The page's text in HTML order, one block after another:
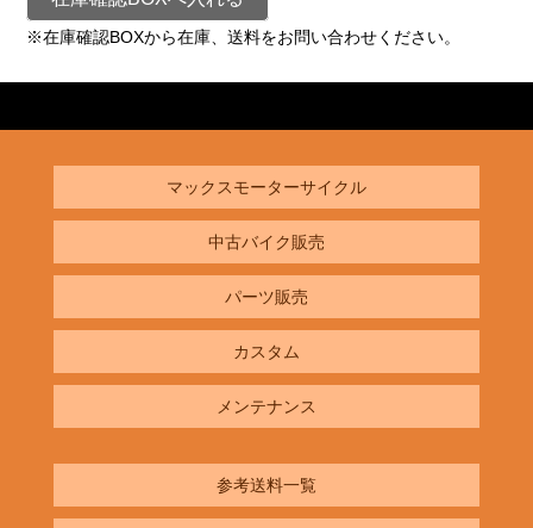
※在庫確認BOXから在庫、送料をお問い合わせください。
マックスモーターサイクル
中古バイク販売
パーツ販売
カスタム
メンテナンス
参考送料一覧